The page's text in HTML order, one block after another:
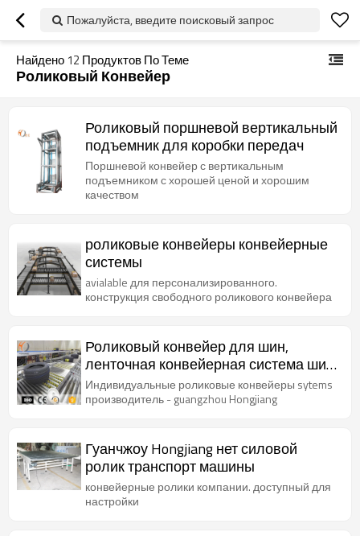
Пожалуйста, введите поисковый запрос
Найдено 12 Продуктов По Теме
Роликовый Конвейер
Роликовый поршневой вертикальный
подъемник для коробки передач
Поршневой конвейер с вертикальным
подъемником с хорошей ценой и хорошим
качеством
роликовые конвейеры конвейерные
системы
avialable для персонализированного.
конструкция свободного роликового конвейера
Роликовый конвейер для шин,
ленточная конвейерная система шин
для шинной промышленности
Индивидуальные роликовые конвейеры sytems
производитель - guangzhou Hongjiang
Гуанчжоу Hongjiang нет силовой
ролик транспорт машины
конвейерные ролики компании. доступный для
настройки